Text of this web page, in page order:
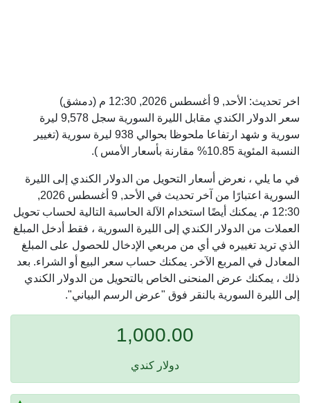
اخر تحديث: الأحد, 9 أغسطس 2026, 12:30 م
(دمشق)
سعر الدولار الكندي مقابل الليرة السورية سجل 9,578 ليرة
سورية و شهد ارتفاعا ملحوظا بحوالي 938 ليرة سورية (تغيير
النسبة المئوية 10.85% مقارنة بأسعار الأمس ).
في ما يلي ، نعرض أسعار التحويل من الدولار الكندي إلى الليرة
السورية اعتبارًا من آخر تحديث في الأحد, 9 أغسطس 2026,
12:30 م. يمكنك أيضًا استخدام الآلة الحاسبة التالية لحساب تحويل
العملات من الدولار الكندي إلى الليرة السورية ، فقط أدخل المبلغ
الذي تريد تغييره في أي من مربعي الإدخال للحصول على المبلغ
المعادل في المربع الآخر. يمكنك حساب سعر البيع أو الشراء. بعد
ذلك ، يمكنك عرض المنحنى الخاص بالتحويل من الدولار الكندي
إلى الليرة السورية بالنقر فوق "عرض الرسم البياني".
1,000.00
دولار كندي